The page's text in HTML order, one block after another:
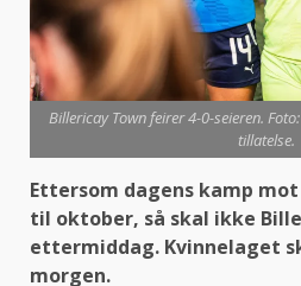
Billericay Town feirer 4-0-seieren.
tillatelse.
Ettersom dagens kamp
til oktober, så skal ikke
ettermiddag. Kvinnelaget
morgen.